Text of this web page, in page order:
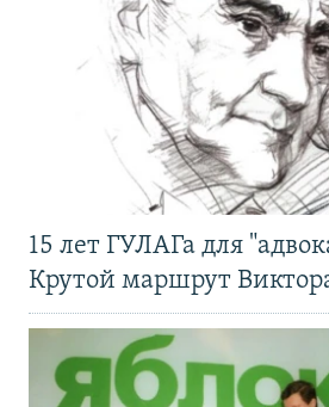
15 лет ГУЛАГа для
Крутой маршрут